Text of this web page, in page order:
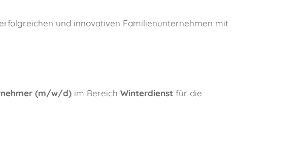
und innovativen Familienunternehmen mit
(m/w/d) im Bereich Winterdienst für die